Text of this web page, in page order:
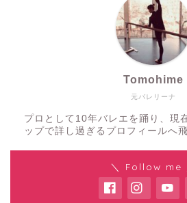
元バレリーナ
Tomohime
プロとして10年バレエを踊り、現
ップで詳し過ぎるプロフィールへ飛
＼ Follow me